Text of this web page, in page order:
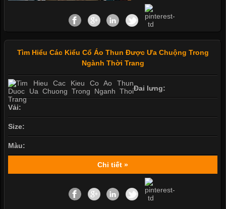
Tìm Hiểu Các Kiểu Cổ Áo Thun Được Ưa Chuộng Trong
Ngành Thời Trang
Đai lưng:
Vải:
Size:
Màu:
Chi tiết »